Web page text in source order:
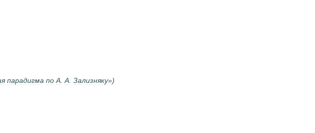
парадигма по А А Зализняку»)